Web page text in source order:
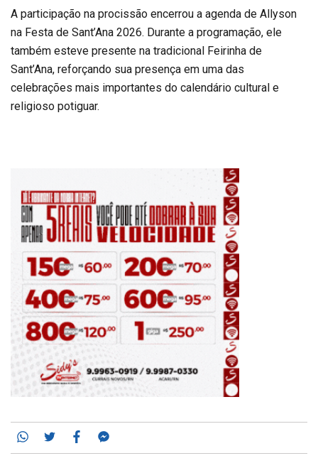
A participação na procissão encerrou a agenda de Allyson
na Festa de Sant’Ana 2026. Durante a programação, ele
também esteve presente na tradicional Feirinha de
Sant’Ana, reforçando sua presença em uma das
celebrações mais importantes do calendário cultural e
religioso potiguar.
Whatsapp
TwitterFacebook